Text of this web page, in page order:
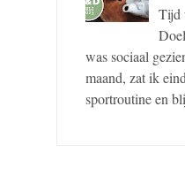
Tijd
was sociaal
maand, zat ik
sportroutine en